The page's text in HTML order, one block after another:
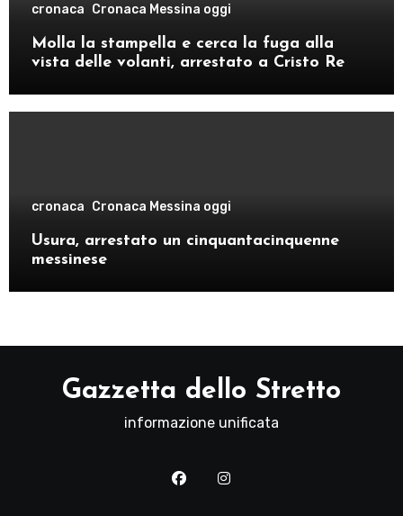
cronaca Cronaca Messina oggi
Molla la stampella e cerca la fuga alla
vista delle volanti, arrestato a Cristo Re
cronaca Cronaca Messina oggi
Usura, arrestato un cinquantacinquenne
messinese
Gazzetta dello Stretto
informazione unificata